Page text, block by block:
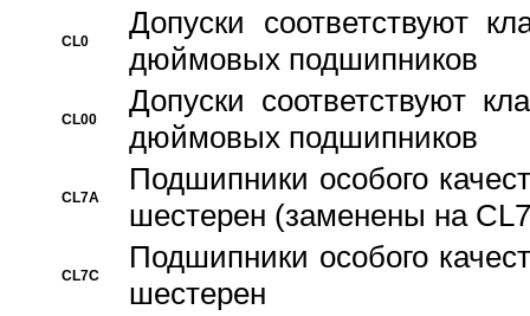
CL0
Допуски соответствуют
дюймовых подшипников
CL00
Допуски соответствуют
дюймовых подшипников
CL7A
Подшипники особого
шестерен (заменены на
CL7C
Подшипники особого
шестерен